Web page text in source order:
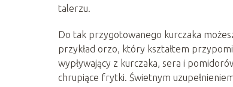
talerzu.
Do tak przygotowanego kurczaka
przykład orzo, który kształtem
wypływający z kurczaka, sera i
chrupiące frytki. Świetnym